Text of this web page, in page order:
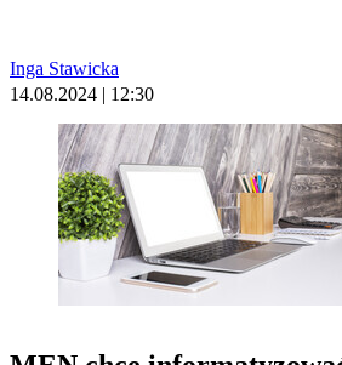
Inga Stawicka
14.08.2024 | 12:30